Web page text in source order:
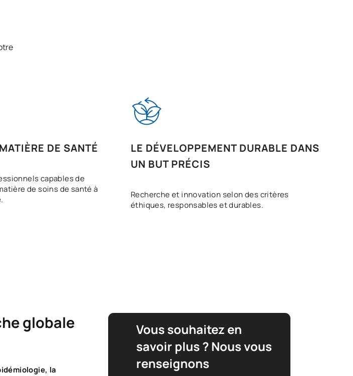
DE SANTÉ
capables de
de soins de santé à
LE DÉVELOPPEMENT DURABLE DANS
UN BUT PRÉCIS
Recherche et innovation selon des critères
éthiques, responsables et durables.
globale
la
Vous souhaitez en
savoir plus ? Nous vous
renseignons